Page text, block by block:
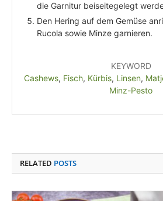
die Garnitur beiseitegelegt
Den Hering auf dem Gemüse
Rucola sowie Minze garnieren.
KEYWORD
Cashews, Fisch, Kürbis, Linsen,
Minz-Pesto
RELATED POSTS